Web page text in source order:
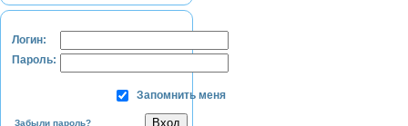
Логин:
Пароль:
Запомнить меня
Забыли пароль?